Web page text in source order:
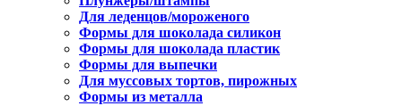
Для леденцов/мороженого
Формы для шоколада силикон
Формы для шоколада пластик
Формы для выпечки
Для муссовых тортов, пирожных
Формы из металла